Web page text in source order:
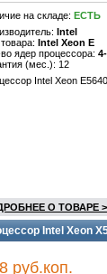
на складе: ЕСТЬ
Intel
Intel Xeon E
ядер процессора:
(мес.): 12
Intel Xeon
О ТОВАРЕ
Intel Xeon
руб.коп.